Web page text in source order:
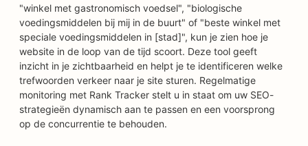
"winkel met gastronomisch voedsel", "biologische
voedingsmiddelen bij mij in de buurt" of "beste winkel met
speciale voedingsmiddelen in [stad]", kun je zien hoe je
website in de loop van de tijd scoort. Deze tool geeft
inzicht in je zichtbaarheid en helpt je te identificeren welke
trefwoorden verkeer naar je site sturen. Regelmatige
monitoring met Rank Tracker stelt u in staat om uw SEO-
strategieën dynamisch aan te passen en een voorsprong
op de concurrentie te behouden.